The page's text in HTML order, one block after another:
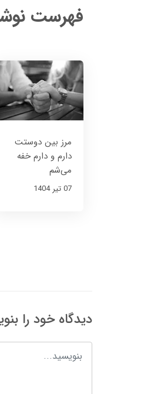
فهرست
مرز بین دوستت
دارم و دارم خفه
می‌شم
07 تير 1404
دیدگاه خود را